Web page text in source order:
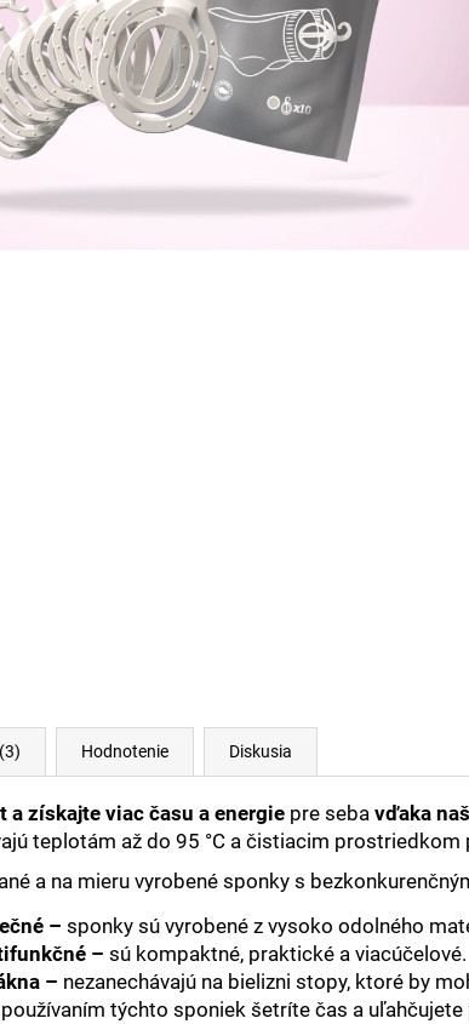
Hodnotenie Diskusia
a získajte viac času a energie pre seba vďaka
teplotám až do 95 °C a čistiacim prostriedkom
a na mieru vyrobené sponky s
– sponky sú vyrobené z vysoko odolného
– sú kompaktné, praktické a viacúčelové.
– nezanechávajú na bielizni stopy, ktoré by
používaním týchto sponiek šetríte čas a